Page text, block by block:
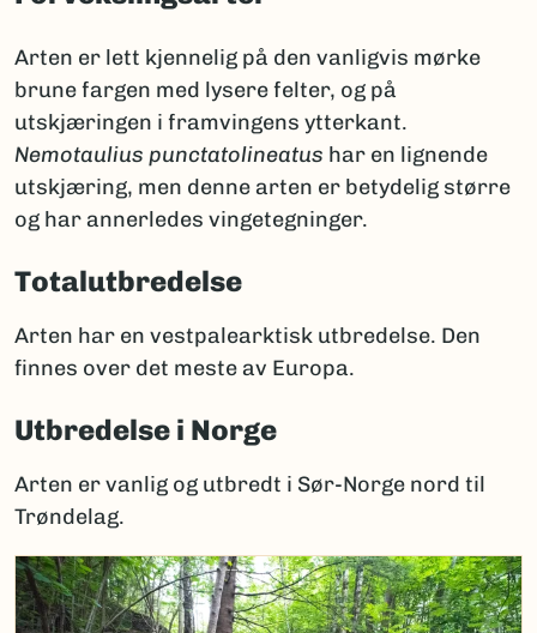
Arten er lett kjennelig på den vanligvis mørke
brune fargen med lysere felter, og på
utskjæringen i framvingens ytterkant.
Nemotaulius punctatolineatus har en lignende
utskjæring, men denne arten er betydelig større
og har annerledes vingetegninger.
Totalutbredelse
Arten har en vestpalearktisk utbredelse. Den
finnes over det meste av Europa.
Utbredelse i Norge
Arten er vanlig og utbredt i Sør-Norge nord til
Trøndelag.